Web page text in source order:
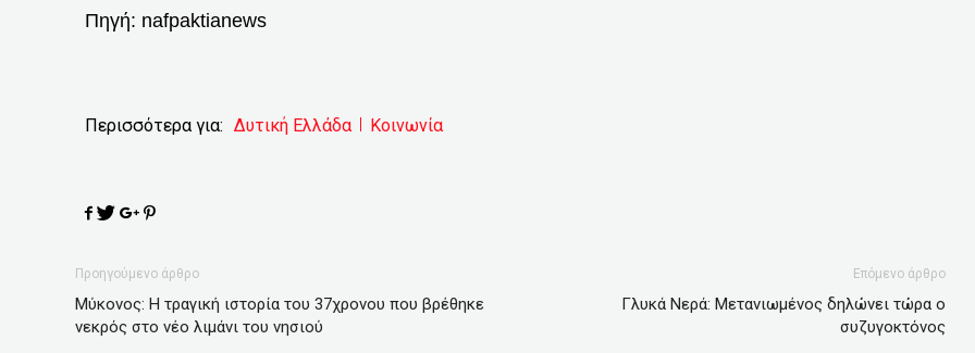
Πηγή: nafpaktianews
Περισσότερα για: Δυτική Ελλάδα Κοινωνία
Προηγούμενο άρθρο
Μύκονος: Η τραγική ιστορία του 37χρονου που βρέθηκε
νεκρός στο νέο λιμάνι του νησιού
Επόμενο άρθρο
Γλυκά Νερά: Μετανιωμένος δηλώνει τώρα ο
συζυγοκτόνος